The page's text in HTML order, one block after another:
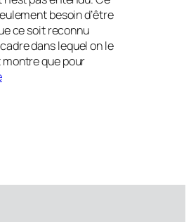
besoin d’être
ce soit reconnu
dans lequel on le
que pour